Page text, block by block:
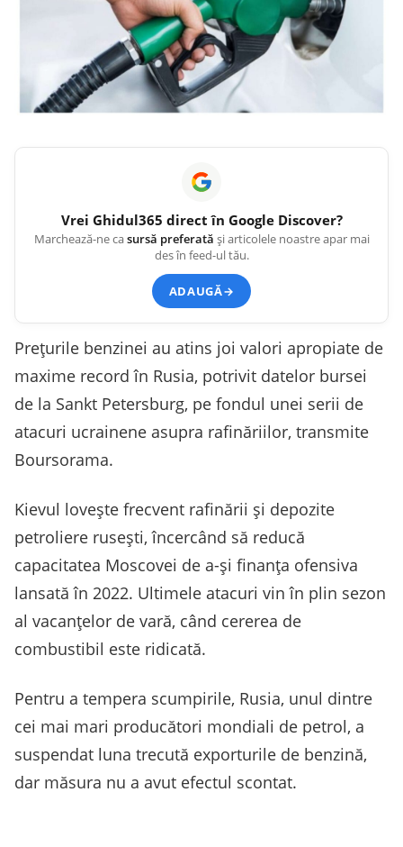
Vrei Ghidul365 direct în Google Discover?
Marchează-ne casursă preferată și articolele noastre apar mai
des în feed-ul tău.
ADAUGĂ→
Preţurile benzinei au atins joi valori apropiate de
maxime record în Rusia, potrivit datelor bursei
de la Sankt Petersburg, pe fondul unei serii de
atacuri ucrainene asupra rafinăriilor, transmite
Boursorama.
Kievul loveşte frecvent rafinării şi depozite
petroliere ruseşti, încercând să reducă
capacitatea Moscovei de a-şi finanţa ofensiva
lansată în 2022. Ultimele atacuri vin în plin sezon
al vacanţelor de vară, când cererea de
combustibil este ridicată.
Pentru a tempera scumpirile, Rusia, unul dintre
cei mai mari producători mondiali de petrol, a
suspendat luna trecută exporturile de benzină,
dar măsura nu a avut efectul scontat.